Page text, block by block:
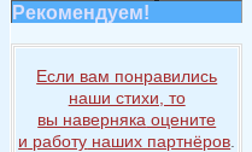
Рекомендуем!
Если вам понравились
наши стихи, то
вы наверняка оцените
и работу наших партнёров